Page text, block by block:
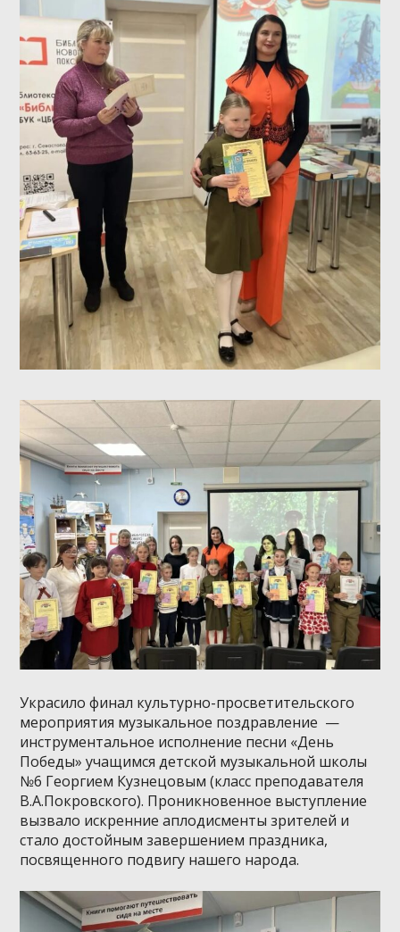
Украсило финал культурно-просветительского
мероприятия музыкальное поздравление —
инструментальное исполнение песни «День
Победы» учащимся детской музыкальной школы
№6 Георгием Кузнецовым (класс преподавателя
В.А.Покровского). Проникновенное выступление
вызвало искренние аплодисменты зрителей и
стало достойным завершением праздника,
посвященного подвигу нашего народа.